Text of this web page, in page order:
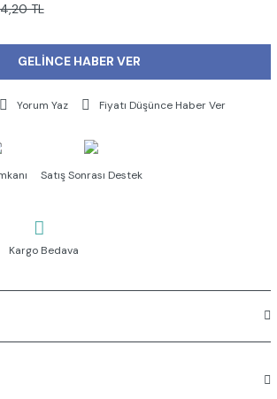
TL
GELİNCE HABER VER
Yorum Yaz Fiyatı Düşünce Haber Ver
Satış Sonrası Destek
Kargo Bedava